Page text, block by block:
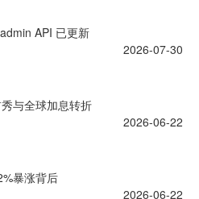
API 已更新
2026-07-30
与全球加息转折
2026-06-22
暴涨背后
2026-06-22